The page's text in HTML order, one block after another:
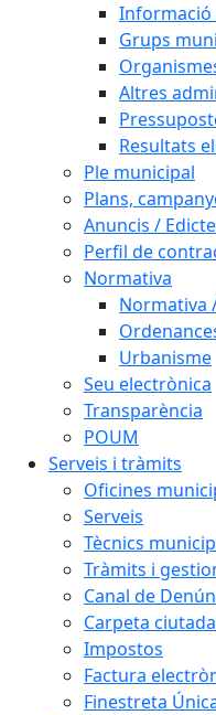
Informació
Grups
Altres
Resultats
Ple municipal
Plans,
Anuncis /
Perfil de
Normativa
Normativa
Urbanisme
Seu electrònica
Transparència
POUM
Serveis i tràmits
Oficines
Serveis
Tècnics
Tràmits i
Canal de
Carpeta
Impostos
Factura
Finestreta